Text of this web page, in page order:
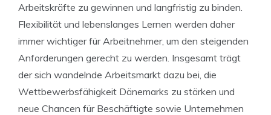
Arbeitskräfte zu gewinnen und langfristig zu binden.
Flexibilität und lebenslanges Lernen werden daher
immer wichtiger für Arbeitnehmer, um den steigenden
Anforderungen gerecht zu werden. Insgesamt trägt
der sich wandelnde Arbeitsmarkt dazu bei, die
Wettbewerbsfähigkeit Dänemarks zu stärken und
neue Chancen für Beschäftigte sowie Unternehmen